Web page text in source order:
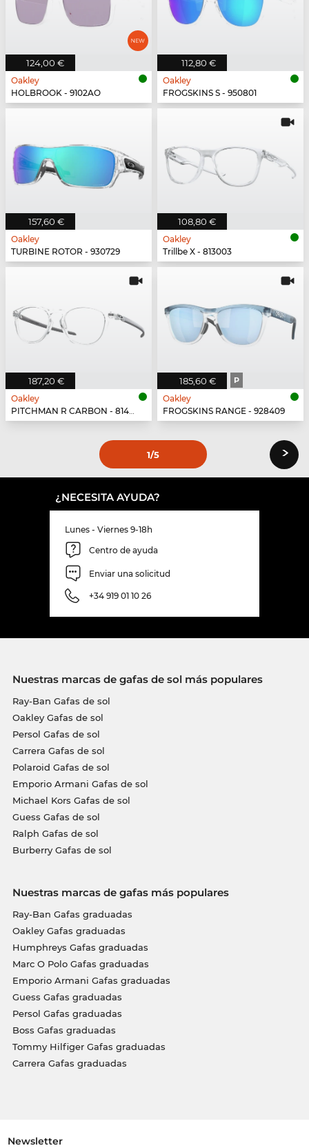
124,00 €
Oakley
HOLBROOK - 9102AO
112,80 €
Oakley
FROGSKINS S - 950801
157,60 €
Oakley
TURBINE ROTOR - 930729
108,80 €
Oakley
Trillbe X - 813003
187,20 €
Oakley
PITCHMAN R CARBON - 814903
185,60 € P
Oakley
FROGSKINS RANGE - 928409
1/5 ›
¿NECESITA AYUDA?
Lunes - Viernes 9-18h
Centro de ayuda
Enviar una solicitud
+34 919 01 10 26
Nuestras marcas de gafas de sol más populares
Ray-Ban Gafas de sol
Oakley Gafas de sol
Persol Gafas de sol
Carrera Gafas de sol
Polaroid Gafas de sol
Emporio Armani Gafas de sol
Michael Kors Gafas de sol
Guess Gafas de sol
Ralph Gafas de sol
Burberry Gafas de sol
Nuestras marcas de gafas más populares
Ray-Ban Gafas graduadas
Oakley Gafas graduadas
Humphreys Gafas graduadas
Marc O Polo Gafas graduadas
Emporio Armani Gafas graduadas
Guess Gafas graduadas
Persol Gafas graduadas
Boss Gafas graduadas
Tommy Hilfiger Gafas graduadas
Carrera Gafas graduadas
Newsletter